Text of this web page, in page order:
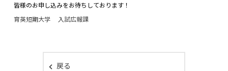
皆様のお申し込みをお待ちしております！
育英短期大学 入試広報課
戻る